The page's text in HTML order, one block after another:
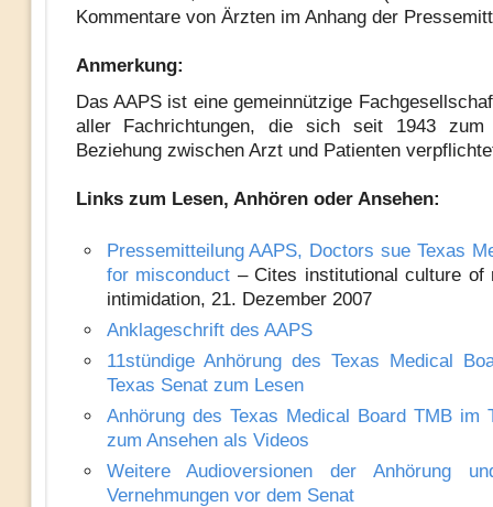
Kommentare von Ärzten im Anhang der
Anmerkung:
Das AAPS ist eine gemeinnützige
aller Fachrichtungen, die sich seit 1943 zum
Beziehung zwischen Arzt und Patienten
Links zum Lesen, Anhören oder Ansehen:
Pressemitteilung AAPS, Doctors sue Texas
for misconduct – Cites institutional culture of
intimidation, 21. Dezember 2007
Anklageschrift des AAPS
11stündige Anhörung des Texas Medical
Texas Senat zum Lesen
Anhörung des Texas Medical Board TMB im
zum Ansehen als Videos
Weitere Audioversionen der Anhörung
Vernehmungen vor dem Senat